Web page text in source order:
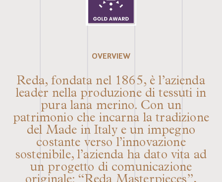
OVERVIEW
Reda, fondata nel 1865, è l’azienda
leader nella produzione di tessuti in
pura lana merino. Con un
patrimonio che incarna la tradizione
del Made in Italy e un impegno
costante verso l’innovazione
sostenibile, l’azienda ha dato vita ad
un progetto di comunicazione